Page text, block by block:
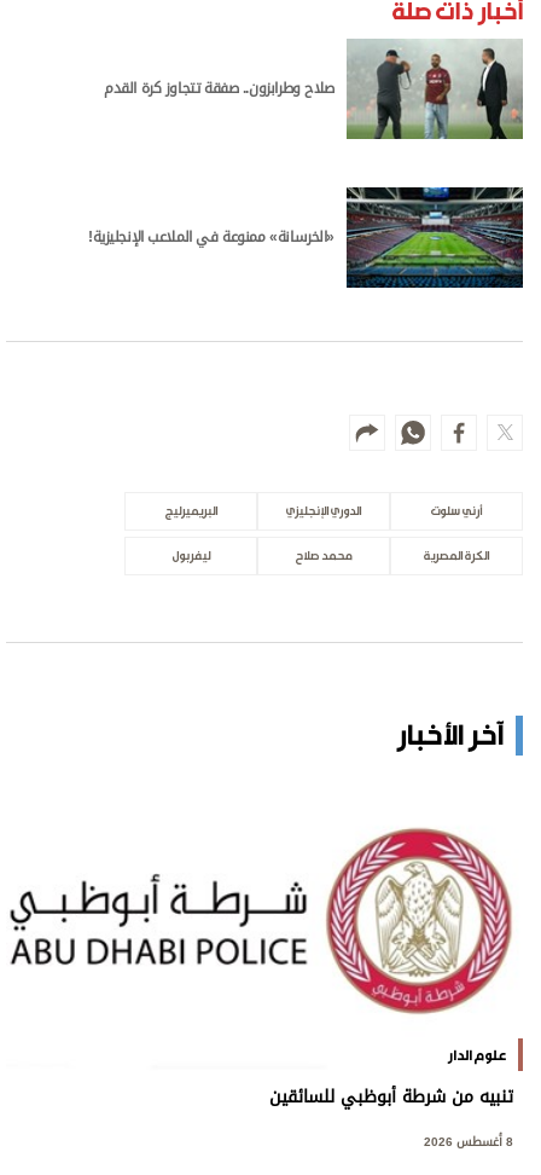
أخبار ذات صلة
صلاح وطرابزون.. صفقة تتجاوز كرة القدم
«الخرسانة» ممنوعة في الملاعب الإنجليزية!
أرني سلوت الدوري الإنجليزي البريميرليج
الكرة المصرية محمد صلاح ليفربول
آخر الأخبار
علوم الدار
تنبيه من شرطة أبوظبي للسائقين
8 أغسطس 2026